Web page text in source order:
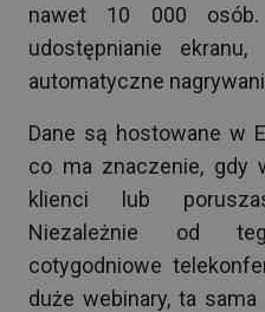
nawet 10 000
udostępnianie
automatyczne
Dane są hostowane w
co ma znaczenie, gdy
klienci lub
Niezależnie od
cotygodniowe
duże webinary, ta